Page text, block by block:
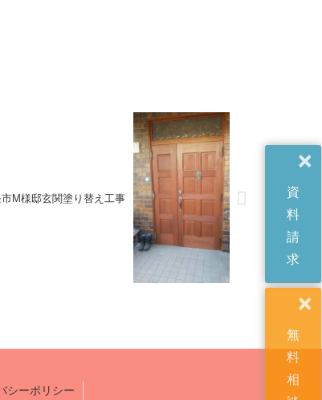
M様邸玄関塗り替え工事
シーポリシー
×
資
料
請
求
×
無
料
相